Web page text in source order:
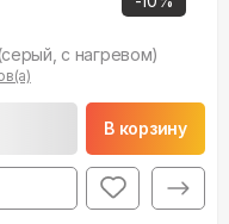
с нагревом)
В корзину